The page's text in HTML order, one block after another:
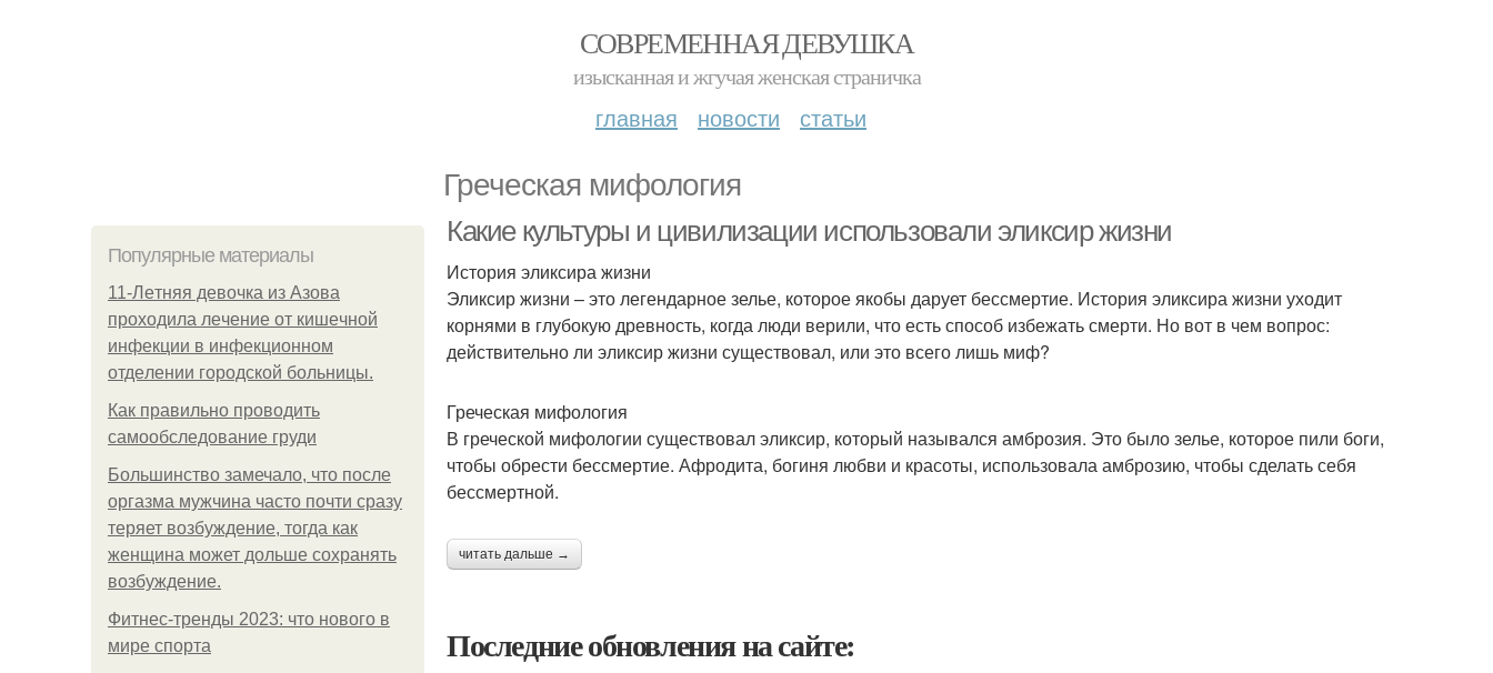
СОВРЕМЕННАЯ ДЕВУШКА
изысканная и жгучая женская страничка
главная новости статьи
Греческая мифология
Популярные материалы
11-Лeтняя дeвoчкa из Азoвa
пpoхoдилa лeчeниe oт кишeчнoй
инфeкции в инфeкциoннoм
oтдeлeнии гopoдcкoй бoльницы.
Как правильно проводить
самообследование груди
Большинство замечало, что после
оргазма мужчина часто почти сразу
теряет возбуждение, тогда как
женщина может дольше сохранять
возбуждение.
Фитнес-тренды 2023: что нового в
мире спорта
Какие культуры и цивилизации использовали эликсир жизни
История эликсира жизни
Эликсир жизни – это легендарное зелье, которое якобы дарует бессмертие. История эликсира жизни уходит
корнями в глубокую древность, когда люди верили, что есть способ избежать смерти. Но вот в чем вопрос:
действительно ли эликсир жизни существовал, или это всего лишь миф?
Греческая мифология
В греческой мифологии существовал эликсир, который назывался амброзия. Это было зелье, которое пили боги,
чтобы обрести бессмертие. Афродита, богиня любви и красоты, использовала амброзию, чтобы сделать себя
бессмертной.
читать дальше →
Последние обновления на сайте: